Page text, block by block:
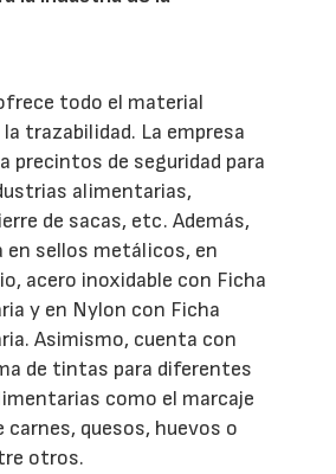
todo el material
trazabilidad. La empresa
precintos de seguridad para
alimentarias,
de sacas, etc. Además,
en sellos metálicos, en
acero inoxidable con Ficha
y en Nylon con Ficha
Asimismo, cuenta con
de tintas para diferentes
como el marcaje
carnes, quesos, huevos o
otros.